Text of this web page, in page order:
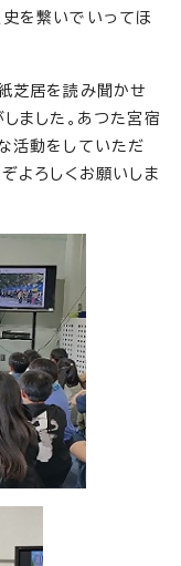
を繋いでいってほ
芝居を読み聞かせ
ました。あつた宮宿
活動をしていただ
よろしくお願いしま